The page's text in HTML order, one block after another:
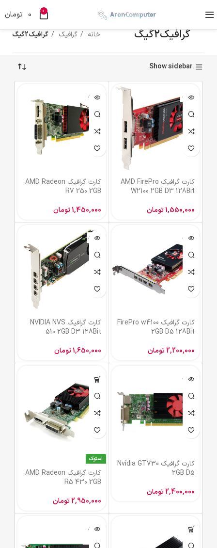
0
0 تومان
گرافیک2گیگ خانه گرافیک گرافیک2گیگ
Show sidebar
ناموجود
کارت گرافیک AMD FirePro
W2100 2GB D3 128Bit
1,550,000تومان
ناموجود
کارت گرافیک AMD Radeon
R7 250 2GB
1,450,000تومان
ناموجود
کارت گرافیک FirePro w4100
2GB D5 128Bit
2,200,000تومان
ناموجود
کارت گرافیک NVIDIA NVS
510 2GB D3 128Bit
1,650,000تومان
ناموجود
کارت گرافیک Nvidia GT730
2GB D5
2,400,000تومان
استوک
کارت گرافیک AMD Radeon
R5 430 2GB
2,950,000تومان
ناموجود